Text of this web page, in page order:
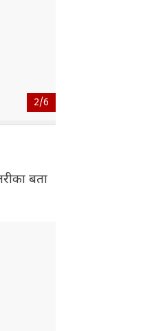
2/6
बता